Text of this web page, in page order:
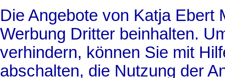
Die Angebote von Katja Ebert
Werbung Dritter beinhalten.
verhindern, können Sie mit
abschalten, die Nutzung der